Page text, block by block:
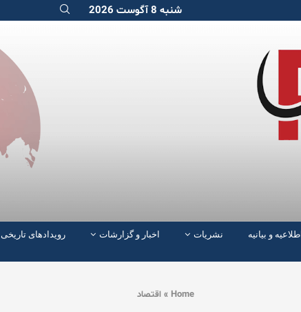
شنبه 8 آگوست 2026
اطلاعیه و بیانیه نشریات اخبار و گزارشات رویدادهای تاریخی
Home
»اقتصاد